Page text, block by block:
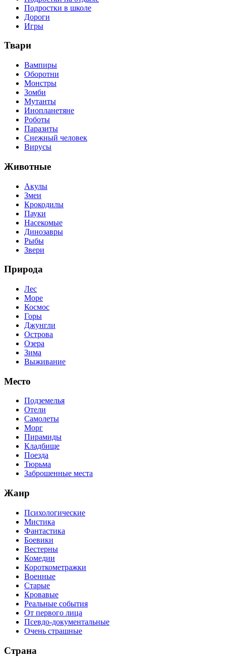
Подростки в школе
Дороги
Игры
Твари
Вампиры
Оборотни
Монстры
Зомби
Мутанты
Инопланетяне
Роботы
Паразиты
Снежный человек
Вирусы
Животные
Акулы
Змеи
Крокодилы
Пауки
Насекомые
Динозавры
Рыбы
Звери
Природа
Лес
Море
Космос
Горы
Джунгли
Острова
Озера
Зима
Выживание
Место
Подземелья
Отели
Самолеты
Морг
Пирамиды
Кладбище
Поезда
Тюрьма
Заброшенные места
Жанр
Психологические
Мистика
Фантастика
Боевики
Вестерны
Комедии
Короткометражки
Военные
Старые
Кровавые
Реальные события
От первого лица
Псевдо-документальные
Очень страшные
Страна